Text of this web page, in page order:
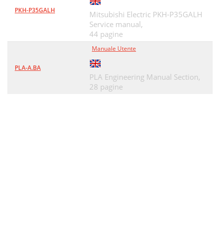
PKH-P35GALH
Mitsubishi Electric PKH-P35GALH
Service manual,
44 pagine
PLA-A.BA
Manuale Utente
PLA Engineering Manual Section,
28 pagine